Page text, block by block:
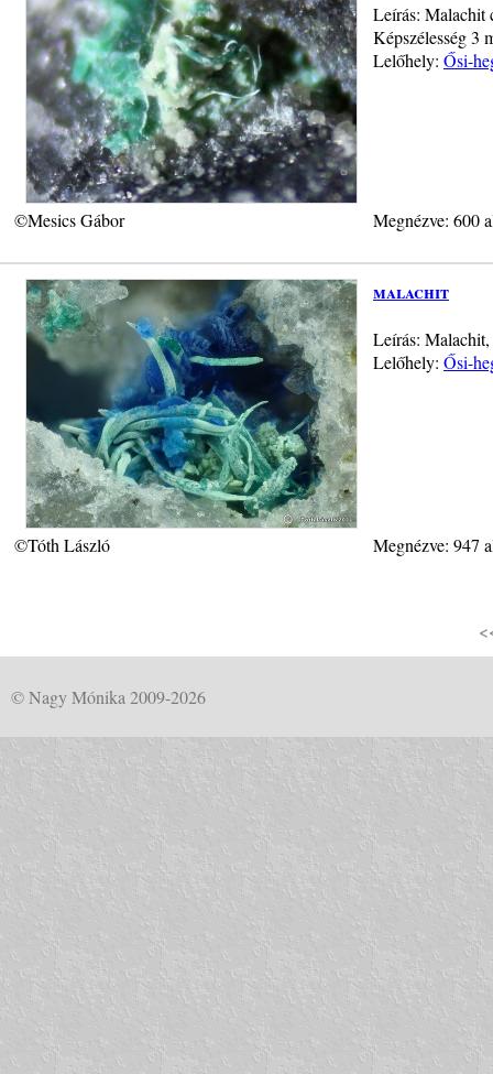
Leírás: Malachit
Képszélesség 3
Lelőhely: Ősi-
©Mesics Gábor Megnézve: 600
malachit
Leírás:
Lelőhely: Ősi-
©Tóth László Megnézve: 947
© Nagy Mónika 2009-2026